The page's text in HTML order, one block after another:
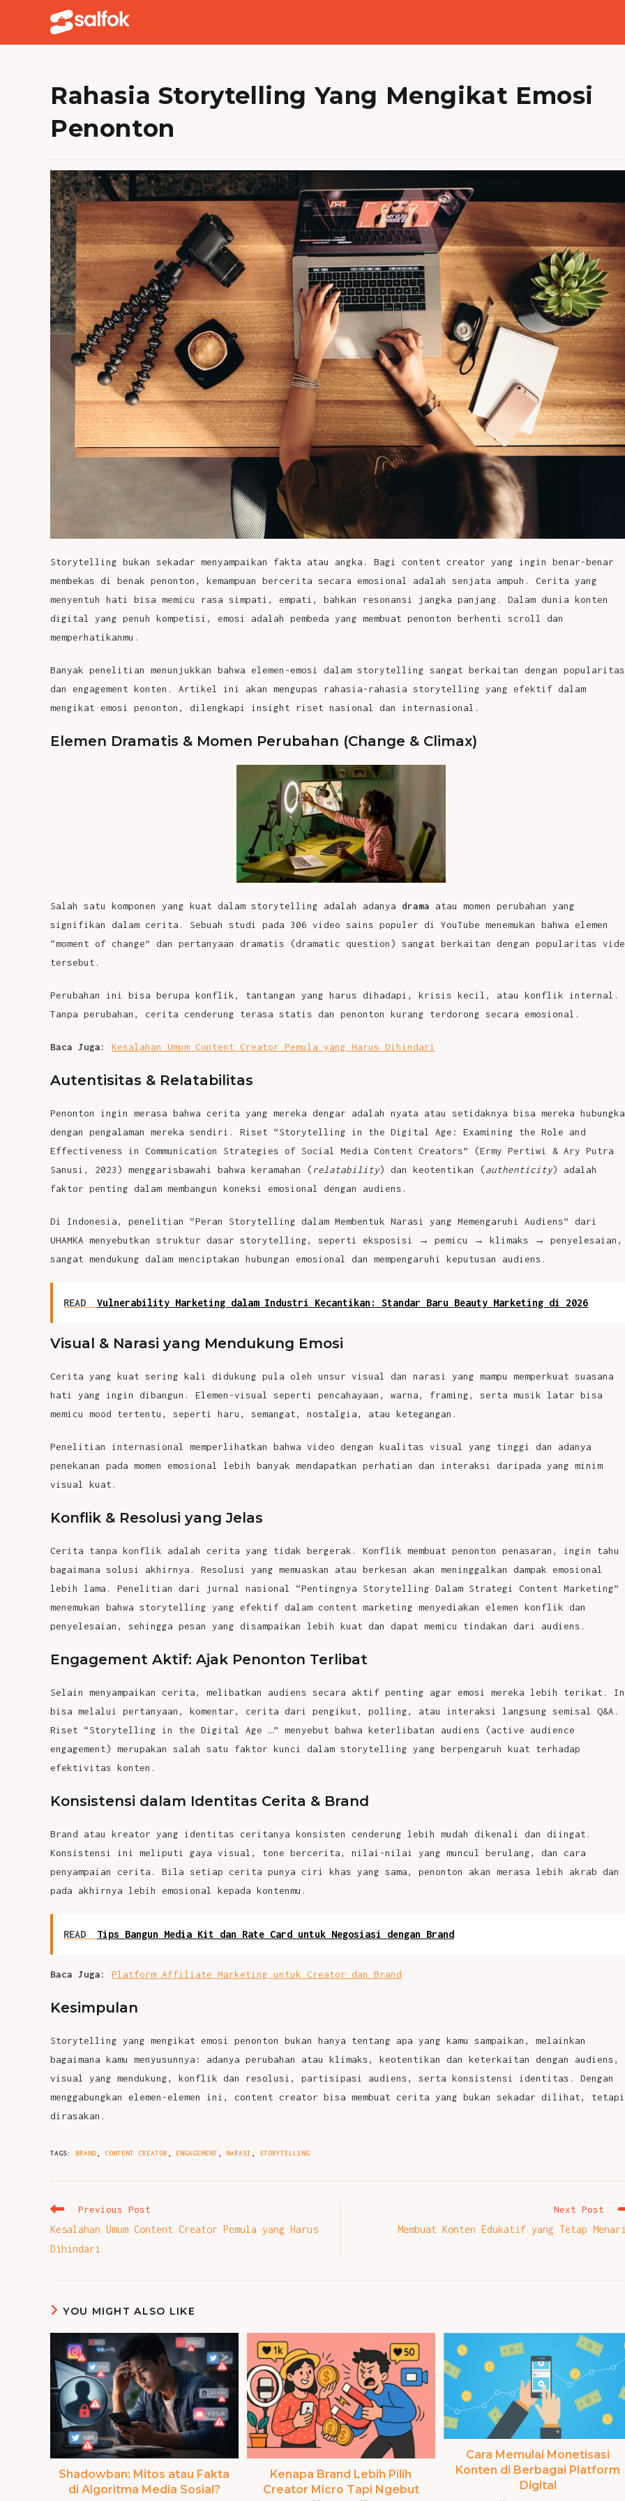
content
Rahasia Storytelling Yang Mengikat Emosi
Penonton
Storytelling bukan sekadar menyampaikan fakta atau angka. Bagi content creator yang ingin benar-benar
membekas di benak penonton, kemampuan bercerita secara emosional adalah senjata ampuh. Cerita yang
menyentuh hati bisa memicu rasa simpati, empati, bahkan resonansi jangka panjang. Dalam dunia konten
digital yang penuh kompetisi, emosi adalah pembeda yang membuat penonton berhenti scroll dan
memperhatikanmu.
Banyak penelitian menunjukkan bahwa elemen-emosi dalam storytelling sangat berkaitan dengan popularitas
dan engagement konten. Artikel ini akan mengupas rahasia-rahasia storytelling yang efektif dalam
mengikat emosi penonton, dilengkapi insight riset nasional dan internasional.
Elemen Dramatis & Momen Perubahan (Change & Climax)
Salah satu komponen yang kuat dalam storytelling adalah adanya drama atau momen perubahan yang
signifikan dalam cerita. Sebuah studi pada 306 video sains populer di YouTube menemukan bahwa elemen
“moment of change” dan pertanyaan dramatis (dramatic question) sangat berkaitan dengan popularitas
tersebut.
Perubahan ini bisa berupa konflik, tantangan yang harus dihadapi, krisis kecil, atau konflik internal.
Tanpa perubahan, cerita cenderung terasa statis dan penonton kurang terdorong secara emosional.
Baca Juga: Kesalahan Umum Content Creator Pemula yang Harus Dihindari
Autentisitas & Relatabilitas
Penonton ingin merasa bahwa cerita yang mereka dengar adalah nyata atau setidaknya bisa mereka
dengan pengalaman mereka sendiri. Riset “Storytelling in the Digital Age: Examining the Role and
Effectiveness in Communication Strategies of Social Media Content Creators” (Ermy Pertiwi & Ary Putra
Sanusi, 2023) menggarisbawahi bahwa keramahan ( relatability) dan keotentikan (authenticity) adalah
faktor penting dalam membangun koneksi emosional dengan audiens.
Di Indonesia, penelitian “Peran Storytelling dalam Membentuk Narasi yang Memengaruhi Audiens” dari
UHAMKA menyebutkan struktur dasar storytelling, seperti eksposisi → pemicu → klimaks → penyelesaian,
sangat mendukung dalam menciptakan hubungan emosional dan mempengaruhi keputusan audiens.
READ Vulnerability Marketing dalam Industri Kecantikan: Standar Baru Beauty Marketing di 2026
Visual & Narasi yang Mendukung Emosi
Cerita yang kuat sering kali didukung pula oleh unsur visual dan narasi yang mampu memperkuat suasana
hati yang ingin dibangun. Elemen-visual seperti pencahayaan, warna, framing, serta musik latar bisa
memicu mood tertentu, seperti haru, semangat, nostalgia, atau ketegangan.
Penelitian internasional memperlihatkan bahwa video dengan kualitas visual yang tinggi dan adanya
penekanan pada momen emosional lebih banyak mendapatkan perhatian dan interaksi daripada yang minim
visual kuat.
Konflik & Resolusi yang Jelas
Cerita tanpa konflik adalah cerita yang tidak bergerak. Konflik membuat penonton penasaran, ingin tahu
bagaimana solusi akhirnya. Resolusi yang memuaskan atau berkesan akan meninggalkan dampak emosional
lebih lama. Penelitian dari jurnal nasional “Pentingnya Storytelling Dalam Strategi Content Marketing”
menemukan bahwa storytelling yang efektif dalam content marketing menyediakan elemen konflik dan
penyelesaian, sehingga pesan yang disampaikan lebih kuat dan dapat memicu tindakan dari audiens.
Engagement Aktif: Ajak Penonton Terlibat
Selain menyampaikan cerita, melibatkan audiens secara aktif penting agar emosi mereka lebih terikat.
bisa melalui pertanyaan, komentar, cerita dari pengikut, polling, atau interaksi langsung semisal Q&A.
Riset “Storytelling in the Digital Age …” menyebut bahwa keterlibatan audiens (active audience
engagement) merupakan salah satu faktor kunci dalam storytelling yang berpengaruh kuat terhadap
efektivitas konten.
Konsistensi dalam Identitas Cerita & Brand
Brand atau kreator yang identitas ceritanya konsisten cenderung lebih mudah dikenali dan diingat.
Konsistensi ini meliputi gaya visual, tone bercerita, nilai-nilai yang muncul berulang, dan cara
penyampaian cerita. Bila setiap cerita punya ciri khas yang sama, penonton akan merasa lebih akrab dan
pada akhirnya lebih emosional kepada kontenmu.
READ Tips Bangun Media Kit dan Rate Card untuk Negosiasi dengan Brand
Baca Juga: Platform Affiliate Marketing untuk Creator dan Brand
Kesimpulan
Storytelling yang mengikat emosi penonton bukan hanya tentang apa yang kamu sampaikan, melainkan
bagaimana kamu menyusunnya: adanya perubahan atau klimaks, keotentikan dan keterkaitan dengan audiens,
visual yang mendukung, konflik dan resolusi, partisipasi audiens, serta konsistensi identitas. Dengan
menggabungkan elemen-elemen ini, content creator bisa membuat cerita yang bukan sekadar dilihat, tetapi
dirasakan.
TAGS: BRAND CONTENT CREATOR ENGAGEMENT NARASI STORYTELLING
Read
articles
Previous Post
Kesalahan Umum Content Creator Pemula yang Harus
Dihindari
Next Post
Membuat Konten Edukatif yang Tetap
YOU MIGHT ALSO LIKE
Shadowban: Mitos atau Fakta
di Algoritma Media Sosial?
Kenapa Brand Lebih Pilih
Creator Micro Tapi Ngebut
Cara Memulai Monetisasi
Konten di Berbagai Platform
Digital